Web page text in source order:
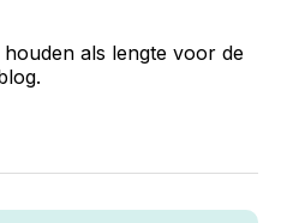
als lengte voor de